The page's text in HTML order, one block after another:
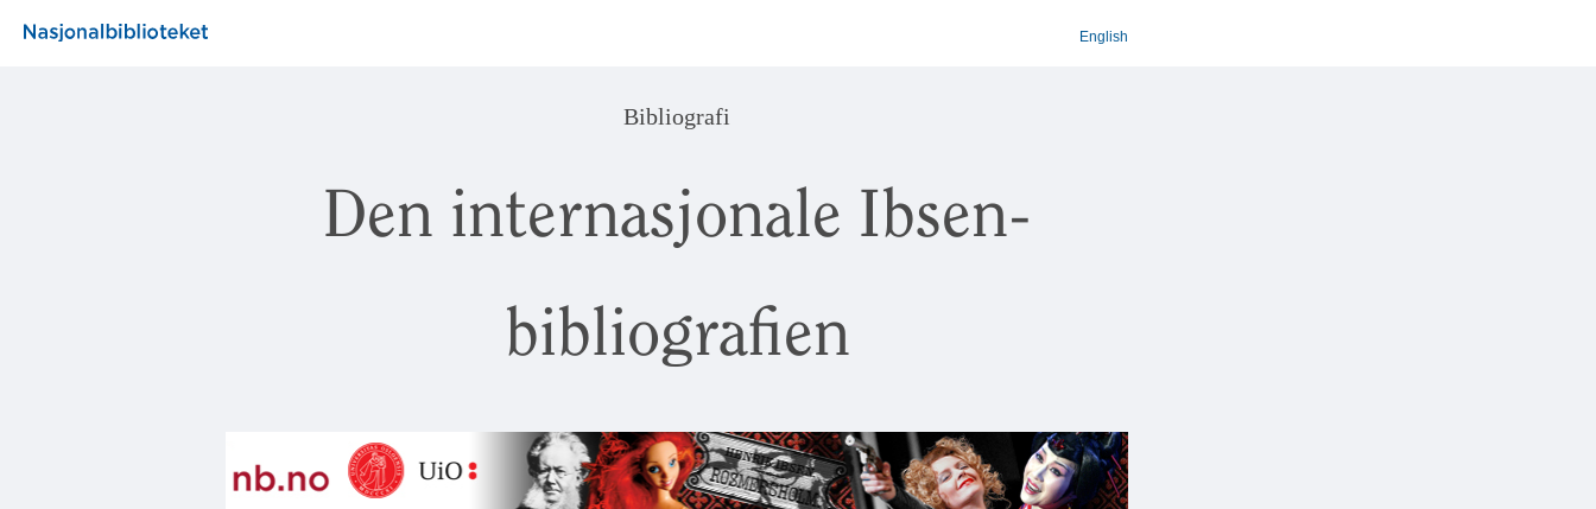
English
Bibliografi
Den internasjonale Ibsen-
bibliografien